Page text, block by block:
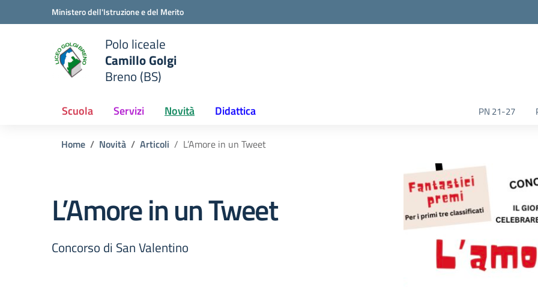
Vai ai contenuti
Vai al menu di navigazioneMinistero dell'Istruzione e del Merito
scuola
Polo liceale
Camillo Golgi
Breno (BS)
Scuola Servizi Novità Didattica PN 21-27
Home Novità Articoli L’Amore in un Tweet
L’Amore in un Tweet
Concorso di San Valentino